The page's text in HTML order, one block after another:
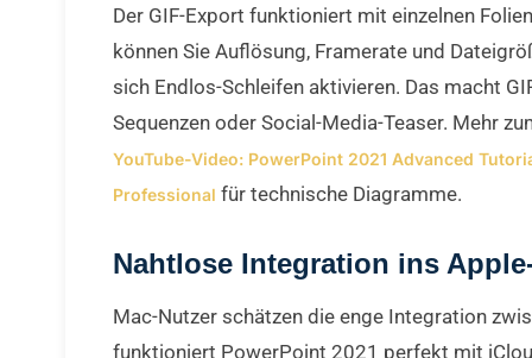
Der GIF-Export funktioniert mit einzelnen
können Sie Auflösung, Framerate und
sich Endlos-Schleifen aktivieren. Das macht
Sequenzen oder Social-Media-Teaser. Mehr
YouTube-Video: PowerPoint 2021 Advanced
Professional für technische Diagramme.
Nahtlose Integration ins
Mac-Nutzer schätzen die enge Integration
funktioniert PowerPoint 2021 perfekt mit